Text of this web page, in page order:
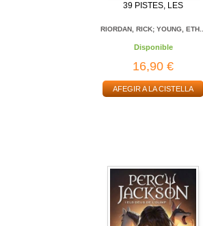
39 PISTES, LES
RIORDAN, RICK; YOUNG, ETH...
Disponible
16,90 €
AFEGIR A LA CISTELLA